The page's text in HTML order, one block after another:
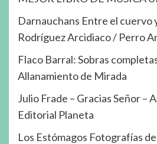
Darnauchans Entre el cuervo
Rodríguez Arcidiaco / Perro
Flaco Barral: Sobras
Allanamiento de Mirada
Julio Frade – Gracias Señor –
Editorial Planeta
Los Estómagos Fotografías